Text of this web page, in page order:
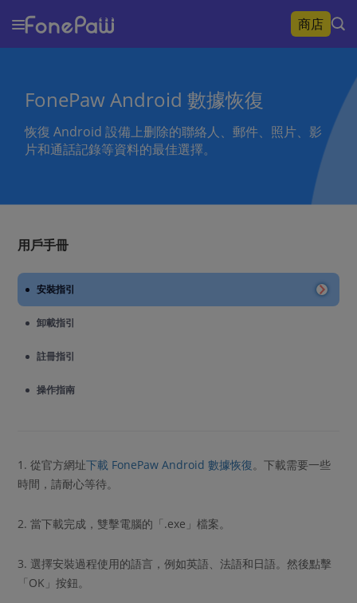
商店
FonePaw Android 數據恢復
恢復 Android 設備上删除的聯絡人、郵件、照片、影
片和通話記錄等資料的最佳選擇。
用戶手冊
安裝指引
卸載指引
註冊指引
操作指南
1. 從官方網址下載 FonePaw Android 數據恢復。下載需要一些
時間，請耐心等待。
2. 當下載完成，雙擊電腦的「.exe」檔案。
3. 選擇安裝過程使用的語言，例如英語、法語和日語。然後點擊
「OK」按鈕。